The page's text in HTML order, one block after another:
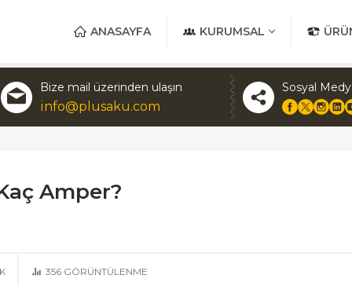
ANASAYFA KURUMSAL
Bize mail üzerinden ulaşın
info@plusaku.com
Sosyal
Amper?
356 GÖRÜNTÜLENME